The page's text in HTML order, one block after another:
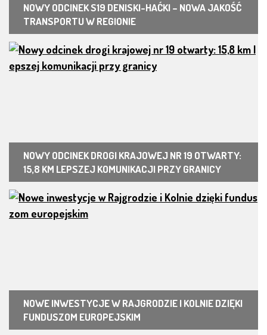
NOWY ODCINEK S19 DENISKI-HAĆKI – NOWA JAKOŚĆ
TRANSPORTU W REGIONIE
NOWY ODCINEK DROGI KRAJOWEJ NR 19 OTWARTY:
15,8 KM LEPSZEJ KOMUNIKACJI PRZY GRANICY
NOWE INWESTYCJE W RAJGRODZIE I KOLNIE DZIĘKI
FUNDUSZOM EUROPEJSKIM